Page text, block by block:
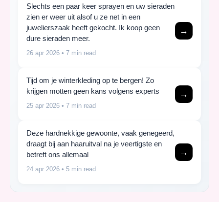
Slechts een paar keer sprayen en uw sieraden
zien er weer uit alsof u ze net in een
juwelierszaak heeft gekocht. Ik koop geen
dure sieraden meer.
26 apr 2026 • 7 min read
→
Tijd om je winterkleding op te bergen! Zo
krijgen motten geen kans volgens experts
25 apr 2026 • 7 min read
→
Deze hardnekkige gewoonte, vaak genegeerd,
draagt bij aan haaruitval na je veertigste en
betreft ons allemaal
24 apr 2026 • 5 min read
→